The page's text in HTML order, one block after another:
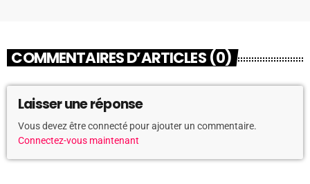
COMMENTAIRES D’ARTICLES (0)
Laisser une réponse
Vous devez être connecté pour ajouter un commentaire.
Connectez-vous maintenant